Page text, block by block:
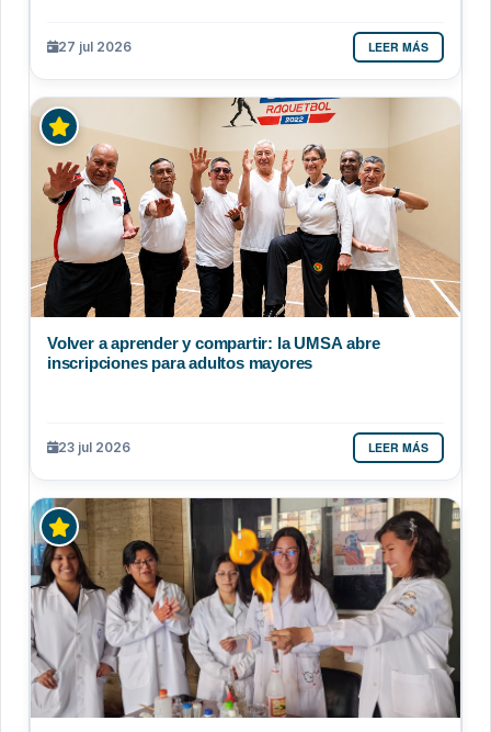
27 jul 2026 LEER MÁS
Volver a aprender y compartir: la UMSA abre
inscripciones para adultos mayores
23 jul 2026 LEER MÁS